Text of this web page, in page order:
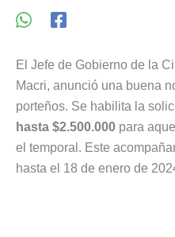
El Jefe de Gobierno de la
Macri, anunció una buena
porteños. Se habilita la
hasta $2.500.000 para
el temporal. Este
hasta el 18 de enero de